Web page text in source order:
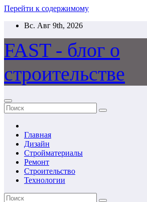
Перейти к содержимому
Вс. Авг 9th, 2026
FAST - блог о
строительстве
Главная
Дизайн
Стройматериалы
Ремонт
Строительство
Технологии